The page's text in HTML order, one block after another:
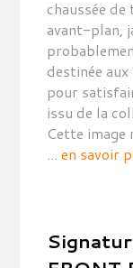
chaussée
avant-plan,
destinée
pour
issu de la
Cette image
...en savoir